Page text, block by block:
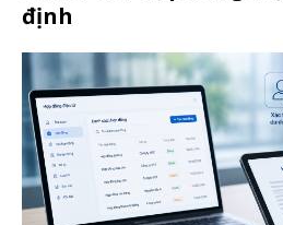
định